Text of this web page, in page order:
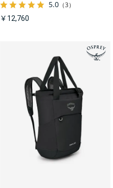
5.0（3）
￥12,760